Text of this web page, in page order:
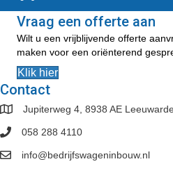
Vraag een offerte aan
Wilt u een vrijblijvende offerte
maken voor een oriënterend
Klik hier
Contact
Jupiterweg 4, 8938 AE
058 288 4110
info@bedrijfswageninbouw.nl